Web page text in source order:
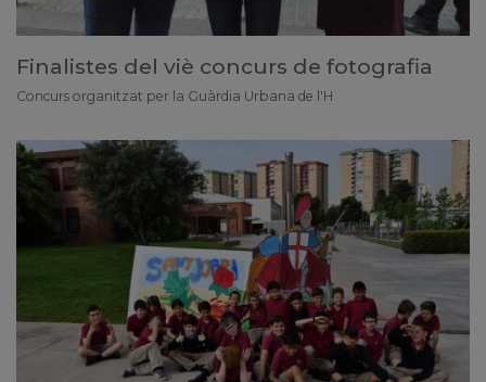
Finalistes del viè concurs de fotografia
Concurs organitzat per la Guàrdia Urbana de l'H